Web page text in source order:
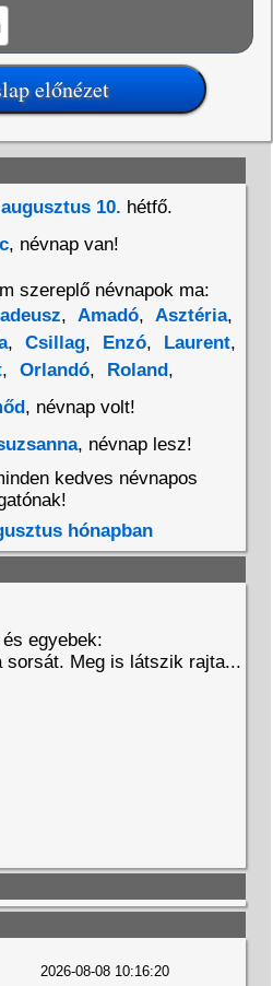
10. hétfő.
, névnap van!
szereplő névnapok ma:
, Amadó, Asztéria,
, Csillag, Enzó, Laurent,
, Orlandó, Roland ,
, névnap volt!
, névnap lesz!
kedves névnapos
hónapban
egyebek:
sorsát. Meg is látszik rajta...
2026-08-08 10:16:20